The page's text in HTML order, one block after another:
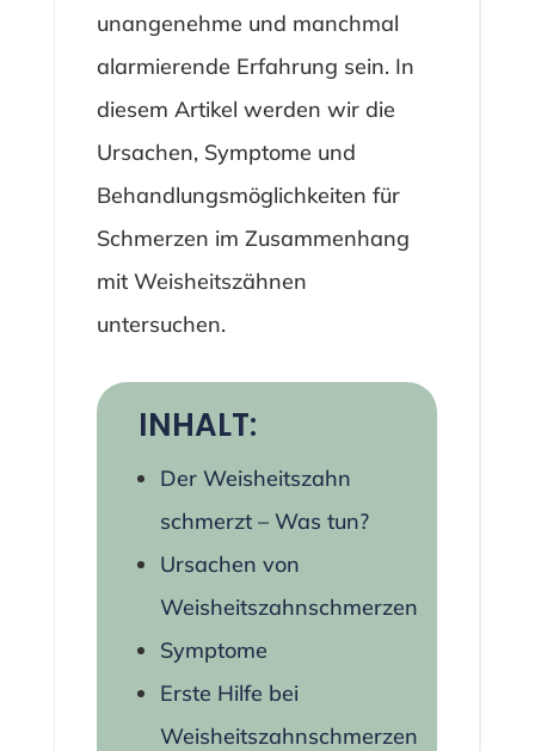
unangenehme und manchmal
alarmierende Erfahrung sein. In
diesem Artikel werden wir die
Ursachen, Symptome und
Behandlungsmöglichkeiten für
Schmerzen im Zusammenhang
mit Weisheitszähnen
untersuchen.
INHALT:
Der Weisheitszahn
schmerzt – Was tun?
Ursachen von
Weisheitszahnschmerzen
Symptome
Erste Hilfe bei
Weisheitszahnschmerzen